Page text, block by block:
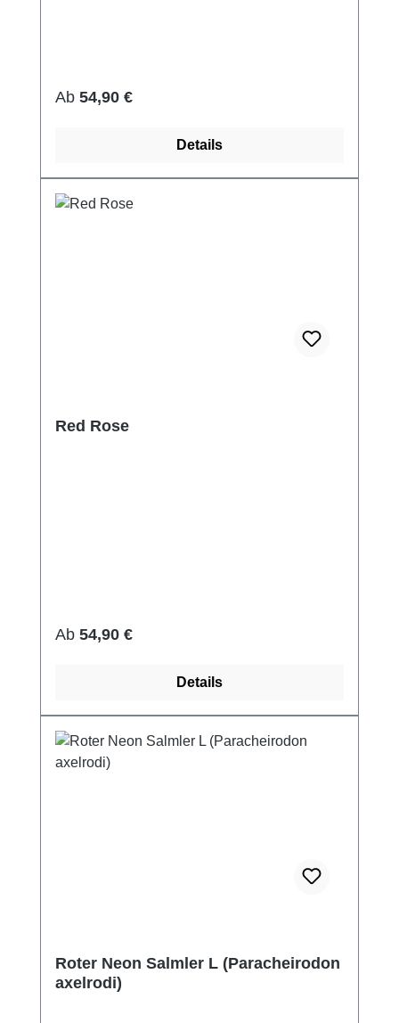
Regulärer Preis:
Ab 54,90 €
Details
Red Rose
Regulärer Preis:
Ab 54,90 €
Details
Roter Neon Salmler L (Paracheirodon
axelrodi)